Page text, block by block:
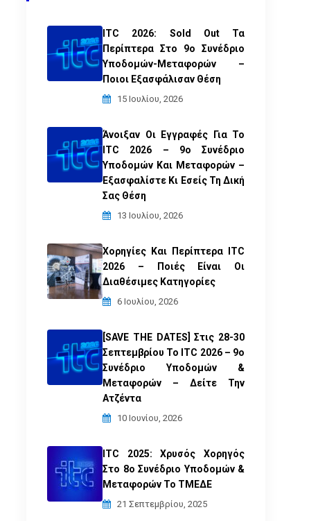
ITC 2026: Sold Out Τα
Περίπτερα Στο 9ο Συνέδριο
Υποδομών-Μεταφορών –
Ποιοι Εξασφάλισαν Θέση
15 Ιουλίου, 2026
Άνοιξαν Οι Εγγραφές Για Το
ITC 2026 – 9ο Συνέδριο
Υποδομών Και Μεταφορών –
Εξασφαλίστε Κι Εσείς Τη Δική
Σας Θέση
13 Ιουλίου, 2026
Χορηγίες Και Περίπτερα ITC
2026 – Ποιές Είναι Οι
Διαθέσιμες Κατηγορίες
6 Ιουλίου, 2026
[SAVE THE DATES] Στις 28-30
Σεπτεμβρίου Το ITC 2026 – 9ο
Συνέδριο Υποδομών &
Μεταφορών – Δείτε Την
Ατζέντα
10 Ιουνίου, 2026
ITC 2025: Χρυσός Χορηγός
Στο 8ο Συνέδριο Υποδομών &
Μεταφορών Το ΤΜΕΔΕ
21 Σεπτεμβρίου, 2025